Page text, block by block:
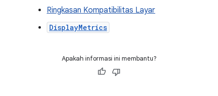
Ringkasan Kompatibilitas Layar
DisplayMetrics
Apakah informasi ini membantu?